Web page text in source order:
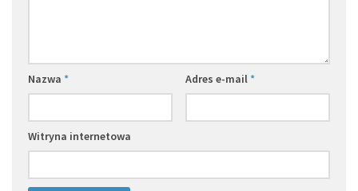
Nazwa * Adres e-mail*
Witryna internetowa